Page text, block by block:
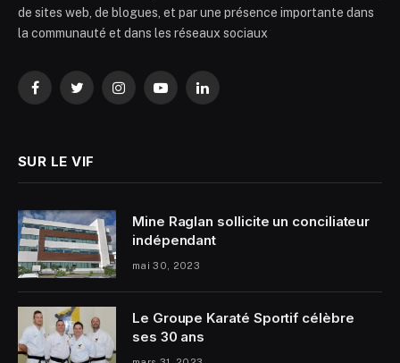
de sites web, de blogues, et par une présence importante dans
la communauté et dans les réseaux sociaux
FacebookTwitterInstagramYouTubeLinkedIn
SUR LE VIF
Mine Raglan sollicite un conciliateur
indépendant
mai 30, 2023
Le Groupe Karaté Sportif célèbre
ses 30 ans